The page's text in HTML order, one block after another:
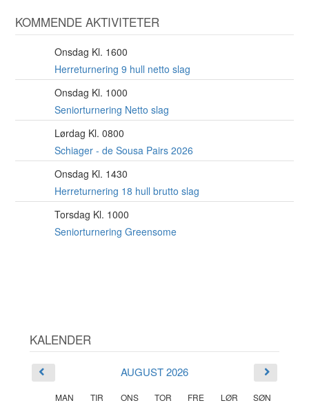
KOMMENDE AKTIVITETER
Onsdag Kl. 1600
Herreturnering 9 hull netto slag
Onsdag Kl. 1000
Seniorturnering Netto slag
Lørdag Kl. 0800
Schiager - de Sousa Pairs 2026
Onsdag Kl. 1430
Herreturnering 18 hull brutto slag
Torsdag Kl. 1000
Seniorturnering Greensome
KALENDER
AUGUST 2026
MAN TIR ONS TOR FRE LØR SØN